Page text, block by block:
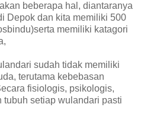
beberapa hal, diantaranya
Depok dan kita memiliki 500
memiliki katagori
sudah tidak memiliki
terutama kebebasan
fisiologis, psikologis,
setiap wulandari pasti